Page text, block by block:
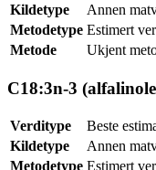
Kildetype
Annen
Metodetype Estimert
Metode
Ukjent
C18:3n-3
Verditype
Beste
Kildetype
Annen
Metodetype Estimert